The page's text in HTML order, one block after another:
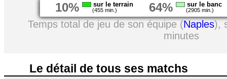
10% sur le terrain
(455 min.) 64% sur le banc
(2905 min.)
Temps total de jeu de son équipe (Naples),
minutes
Le détail de tous ses matchs